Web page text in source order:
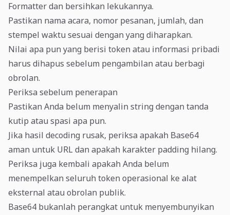
Formatter dan bersihkan lekukannya.
Pastikan nama acara, nomor pesanan, jumlah, dan
stempel waktu sesuai dengan yang diharapkan.
Nilai apa pun yang berisi token atau informasi pribadi
harus dihapus sebelum pengambilan atau berbagi
obrolan.
Periksa sebelum penerapan
Pastikan Anda belum menyalin string dengan tanda
kutip atau spasi apa pun.
Jika hasil decoding rusak, periksa apakah Base64
aman untuk URL dan apakah karakter padding hilang.
Periksa juga kembali apakah Anda belum
menempelkan seluruh token operasional ke alat
eksternal atau obrolan publik.
Base64 bukanlah perangkat untuk menyembunyikan